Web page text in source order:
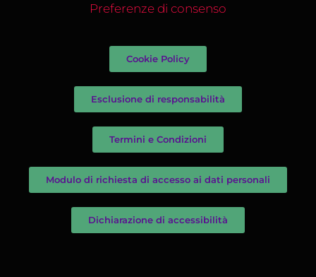
Preferenze di consenso
Cookie Policy
Esclusione di responsabilità
Termini e Condizioni
Modulo di richiesta di accesso ai dati personali
Dichiarazione di accessibilità